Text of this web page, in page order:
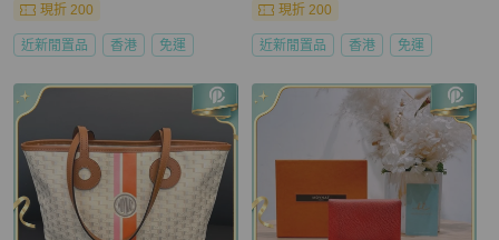
現折 200
近新閒置品 香港 免運
現折 200
近新閒置品 香港 免運